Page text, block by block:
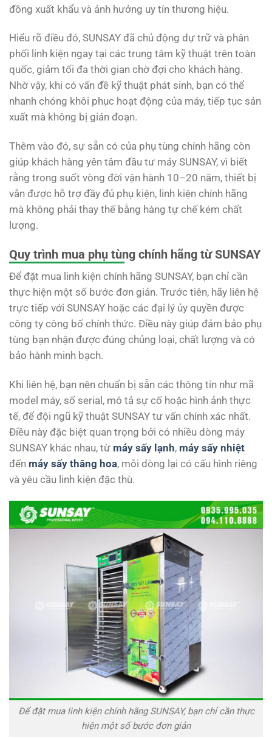
đồng xuất khẩu và ảnh hưởng uy tín thương hiệu.
Hiểu rõ điều đó, SUNSAY đã chủ động dự trữ và phân
phối linh kiện ngay tại các trung tâm kỹ thuật trên toàn
quốc, giảm tối đa thời gian chờ đợi cho khách hàng.
Nhờ vậy, khi có vấn đề kỹ thuật phát sinh, bạn có thể
nhanh chóng khôi phục hoạt động của máy, tiếp tục sản
xuất mà không bị gián đoạn.
Thêm vào đó, sự sẵn có của phụ tùng chính hãng còn
giúp khách hàng yên tâm đầu tư máy SUNSAY, vì biết
rằng trong suốt vòng đời vận hành 10–20 năm, thiết bị
vẫn được hỗ trợ đầy đủ phụ kiện, linh kiện chính hãng
mà không phải thay thế bằng hàng tự chế kém chất
lượng.
Quy trình mua phụ tùng chính hãng từ SUNSAY
Để đặt mua linh kiện chính hãng SUNSAY, bạn chỉ cần
thực hiện một số bước đơn giản. Trước tiên, hãy liên hệ
trực tiếp với SUNSAY hoặc các đại lý ủy quyền được
công ty công bố chính thức. Điều này giúp đảm bảo phụ
tùng bạn nhận được đúng chủng loại, chất lượng và có
bảo hành minh bạch.
Khi liên hệ, bạn nên chuẩn bị sẵn các thông tin như mã
model máy, số serial, mô tả sự cố hoặc hình ảnh thực
tế, để đội ngũ kỹ thuật SUNSAY tư vấn chính xác nhất.
Điều này đặc biệt quan trọng bởi có nhiều dòng máy
SUNSAY khác nhau, từ máy sấy lạnh, máy sấy nhiệt
đến máy sấy thăng hoa, mỗi dòng lại có cấu hình riêng
và yêu cầu linh kiện đặc thù.
Để đặt mua linh kiện chính hãng SUNSAY, bạn chỉ cần thực
hiện một số bước đơn giản